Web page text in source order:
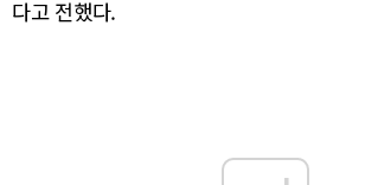
다고 전했다.